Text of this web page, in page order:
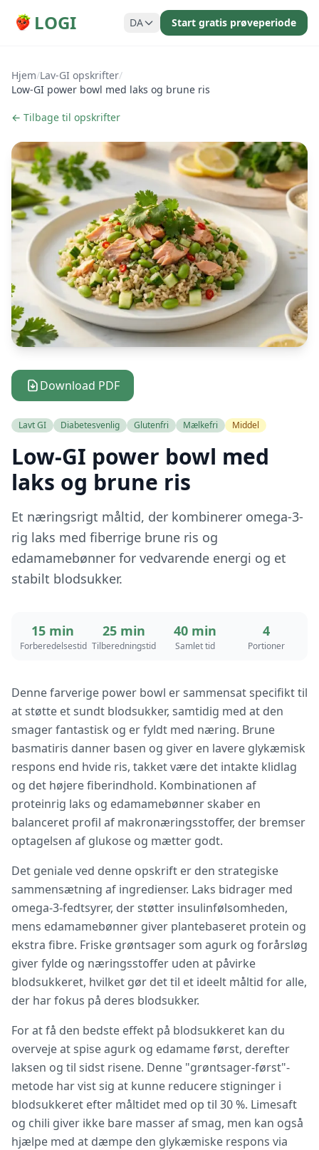
LOGI DA Start gratis prøveperiode
Hjem/Lav-GI opskrifter/
Low-GI power bowl med laks og brune ris
← Tilbage til opskrifter
Download PDF
Lavt GI Diabetesvenlig Glutenfri Mælkefri Middel
Low-GI power bowl med
laks og brune ris
Et næringsrigt måltid, der kombinerer omega-3-
rig laks med fiberrige brune ris og
edamamebønner for vedvarende energi og et
stabilt blodsukker.
15 min
Forberedelsestid
25 min
Tilberedningstid
40 min
Samlet tid
4
Portioner
Denne farverige power bowl er sammensat specifikt til
at støtte et sundt blodsukker, samtidig med at den
smager fantastisk og er fyldt med næring. Brune
basmatiris danner basen og giver en lavere glykæmisk
respons end hvide ris, takket være det intakte klidlag
og det højere fiberindhold. Kombinationen af
proteinrig laks og edamamebønner skaber en
balanceret profil af makronæringsstoffer, der bremser
optagelsen af glukose og mætter godt.
Det geniale ved denne opskrift er den strategiske
sammensætning af ingredienser. Laks bidrager med
omega-3-fedtsyrer, der støtter insulinfølsomheden,
mens edamamebønner giver plantebaseret protein og
ekstra fibre. Friske grøntsager som agurk og forårsløg
giver fylde og næringsstoffer uden at påvirke
blodsukkeret, hvilket gør det til et ideelt måltid for alle,
der har fokus på deres blodsukker.
For at få den bedste effekt på blodsukkeret kan du
overveje at spise agurk og edamame først, derefter
laksen og til sidst risene. Denne "grøntsager-først"-
metode har vist sig at kunne reducere stigninger i
blodsukkeret efter måltidet med op til 30 %. Limesaft
og chili giver ikke bare masser af smag, men kan også
hjælpe med at dæmpe den glykæmiske respons via